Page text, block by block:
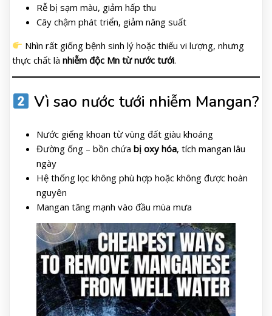
Rễ bị sạm màu, giảm hấp thu
Cây chậm phát triển, giảm năng suất
Nhìn rất giống bệnh sinh lý hoặc thiếu vi lượng, nhưng
thực chất là nhiễm độc Mn từ nước tưới.
Vì sao nước tưới nhiễm Mangan?
Nước giếng khoan từ vùng đất giàu khoáng
Đường ống – bồn chứa bị oxy hóa, tích mangan lâu
ngày
Hệ thống lọc không phù hợp hoặc không được hoàn
nguyên
Mangan tăng mạnh vào đầu mùa mưa